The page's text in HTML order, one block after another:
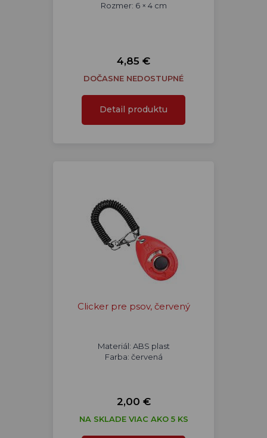
Rozmer: 6 × 4 cm
4,85 €
DOČASNE NEDOSTUPNÉ
Detail produktu
Clicker pre psov, červený
Materiál: ABS plast
Farba: červená
2,00 €
NA SKLADE VIAC AKO 5 KS